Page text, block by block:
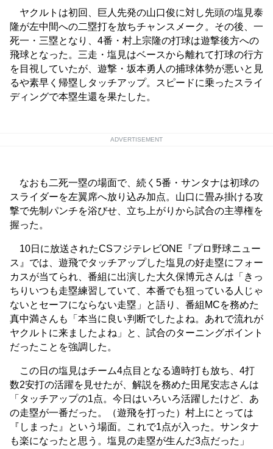
ヤクルトは初回、巨人先発の山口俊に対し先頭の塩見泰
隆が左中間への二塁打を放ちチャンスメーク。その後、一
死一・三塁となり、4番・村上宗隆の打球は遊撃後方への
飛球となった。三走・塩見はベースから離れて打球の行方
を目視していたが、遊撃・坂本勇人の捕球体勢が悪いと見
るや素早く帰塁しタッチアップ。スピードに乗ったスライ
ディングで本塁生還を果たした。
ADVERTISEMENT
なおも二死一塁の場面で、続く5番・サンタナは初球の
スライダーを左翼席へ放り込み加点。山口に畳み掛ける攻
撃で先制パンチを浴びせ、立ち上がりから試合の主導権を
握った。
10日に放送されたCSフジテレビONE『プロ野球ニュー
ス』では、遊飛でタッチアップした塩見の好走塁にフォー
カスが当てられ、番組に出演した大久保博元さんは「きっ
ちりいつも走塁練習していて、本番でも狙っている人じゃ
ないとセーフにならない走塁」と語り、番組MCを務めた
真中満さんも「本当に良い判断でしたよね。あれで流れが
ヤクルトに来ましたよね」と、試合のターニングポイント
だったことを強調した。
この日の塩見はチーム4点目となる適時打も放ち、4打
数2安打の活躍を見せたが、解説を務めた田尾安志さんは
「タッチアップの1点。今日はいろいろ活躍したけど、あ
の走塁が一番だった。（遊飛を打った）村上にとっては
『しまった』という場面。これで1点が入った。サンタナ
も楽になったと思う。塩見の走塁が生んだ3点だった」